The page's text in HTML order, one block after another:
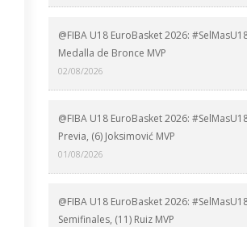
@FIBA U18 EuroBasket 2026:
Medalla de Bronce MVP
02/08/2026
@FIBA U18 EuroBasket 2026:
Previa, (6) Joksimović MVP
01/08/2026
@FIBA U18 EuroBasket 2026:
Semifinales, (11) Ruiz MVP